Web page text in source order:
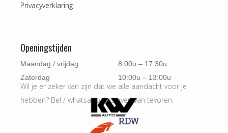
Privacyverklaring
Openingstijden
Maandag / vrijdag
8:00u – 17:30u
Zaterdag
10:00u – 13:00u
Wil je er zeker van zijn dat we alle aandacht voor je
hebben? Bel / whatsapp ons even van tevoren.